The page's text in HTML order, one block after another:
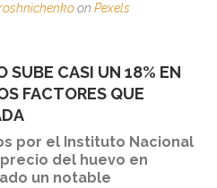
on Pexels
SUBE CASI UN 18% EN
FACTORES QUE
por el Instituto Nacional
del huevo en
un notable